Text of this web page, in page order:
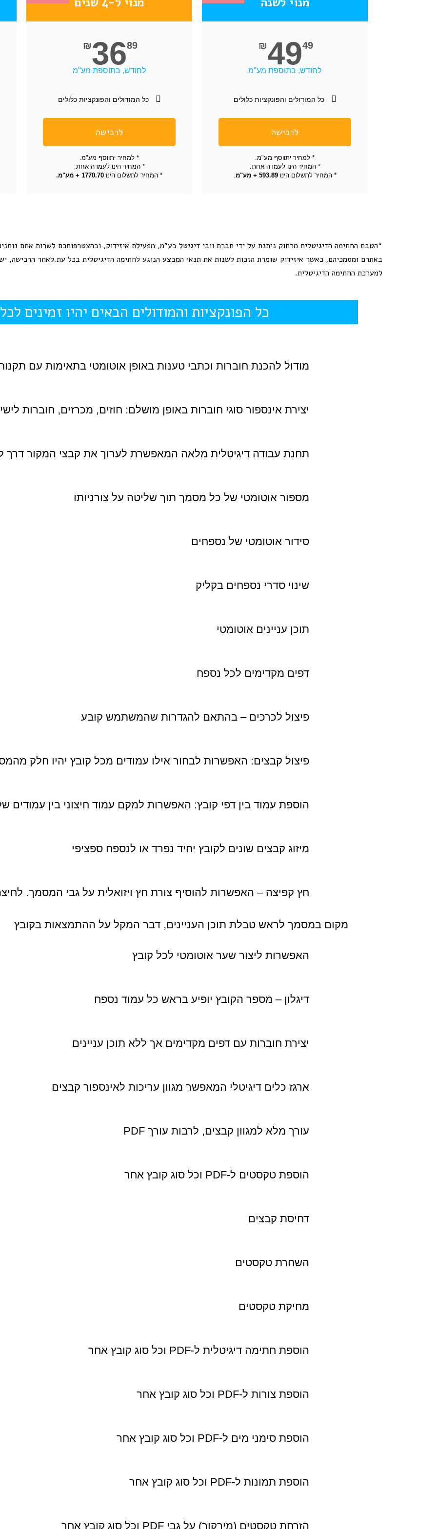
₪4949
לחודש, בתוספת מע"מ
כל המודולים והפונקציות כלולים
לרכישה
* למחיר יתווסף מע"מ.
* המחיר הינו לעמדה אחת.
* המחיר לתשלום הינו593.89 + מע"מ
₪3689
לחודש, בתוספת מע"מ
כל המודולים והפונקציות כלולים
לרכישה
* למחיר יתווסף מע"מ.
* המחיר הינו לעמדה אחת.
* המחיר לתשלום הינו 1770.70 + מע"מ.
*הטבת החתימה הדיגיטלית מרחוק ניתנת על ידי חברת וובי דיגיטל בע”מ, מפעילת איזידוק, ובהצטרפותכם לשרות אתם
באתרם ומסמכיהם, כאשר איזידוק שומרת הזכות לשנות את תנאי המבצע הנוגע לחתימה הדיגיטלית בכל עת.לאחר הרכישה,
למערכת החתימה הדיגיטלית.
כל הפונקציות והמודולים הבאים יהיו זמינים
מודול להכנת חוברות וכתבי טענות באופן אוטומטי בתאימות עם
יצירת אינספור סוגי חוברות באופן מושלם: חוזים, מכרזים, חוברות
תחנת עבודה דיגיטלית מלאה המאפשרת לערוך את קבצי המקור דרך
מספור אוטומטי של כל מסמך תוך שליטה על צורניותו
סידור אוטומטי של נספחים
שינוי סדרי נספחים בקליק
תוכן עניינים אוטומטי
דפים מקדימים לכל נספח
פיצול לכרכים – בהתאם להגדרות שהמשתמש קובע
פיצול קבצים: האפשרות לבחור אילו עמודים מכל קובץ יהיו חלק
הוספת עמוד בין דפי קובץ: האפשרות למקם עמוד חיצוני בין עמודים
מיזוג קבצים שונים לקובץ יחיד נפרד או לנספח ספציפי
חץ קפיצה – האפשרות להוסיף צורת חץ ויזואלית על גבי המסמך.
מקום במסמך לראש טבלת תוכן העניינים, דבר המקל על ההתמצאות בקובץ
האפשרות ליצור שער אוטומטי לכל קובץ
דיגלון – מספר הקובץ יופיע בראש כל עמוד נספח
יצירת חוברות עם דפים מקדימים אך ללא תוכן עניינים
ארגז כלים דיגיטלי המאפשר מגוון עריכות לאינספור קבצים
עורך מלא למגוון קבצים, לרבות עורך PDF
הוספת טקסטים ל-PDF וכל סוג קובץ אחר
דחיסת קבצים
השחרת טקסטים
מחיקת טקסטים
הוספת חתימה דיגיטלית ל-PDF וכל סוג קובץ אחר
הוספת צורות ל-PDF וכל סוג קובץ אחר
הוספת סימני מים ל-PDF וכל סוג קובץ אחר
הוספת תמונות ל-PDF וכל סוג קובץ אחר
הזרחת טקסטים (מירקור) על גבי PDF וכל סוג קובץ אחר